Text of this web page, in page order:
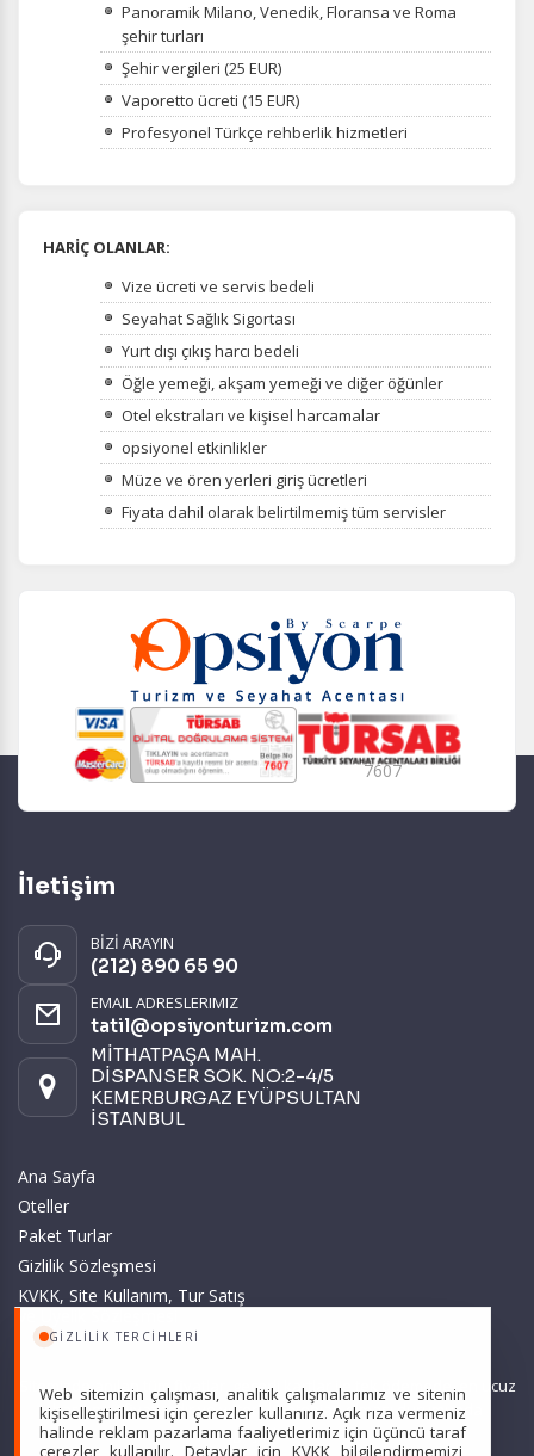
GIZLILIK TERCIHLERI
Web sitemizin çalışması, analitik çalışmalarımız ve sitenin
kişiselleştirilmesi için çerezler kullanırız. Açık rıza vermeniz
halinde reklam pazarlama faaliyetlerimiz için üçüncü taraf
çerezler kullanılır. Detaylar için KVKK bilgilendirmemizi
Panoramik Milano, Venedik, Floransa ve Roma
şehir turları
Şehir vergileri (25 EUR)
Vaporetto ücreti (15 EUR)
Profesyonel Türkçe rehberlik hizmetleri
HARİÇ OLANLAR:
Vize ücreti ve servis bedeli
Seyahat Sağlık Sigortası
Yurt dışı çıkış harcı bedeli
Öğle yemeği, akşam yemeği ve diğer öğünler
Otel ekstraları ve kişisel harcamalar
opsiyonel etkinlikler
Müze ve ören yerleri giriş ücretleri
Fiyata dahil olarak belirtilmemiş tüm servisler
7607
İletişim
BİZİ ARAYIN
(212) 890 65 90
EMAIL ADRESLERIMIZ
tatil@opsiyonturizm.com
MİTHATPAŞA MAH.
DİSPANSER SOK. NO:2-4/5
KEMERBURGAZ EYÜPSULTAN
İSTANBUL
Ana Sayfa
Oteller
Paket Turlar
Gizlilik Sözleşmesi
KVKK, Site Kullanım, Tur Satış
Sitemizde anılan tüm fiyatlar, geçerli kartlar ile tek ödemede, en ucuz
başlangıç fiyatlardır ve yeterli kontenjan olması durumunda
geçerlidir.